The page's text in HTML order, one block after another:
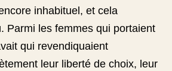
inhabituel, et cela
Parmi les femmes qui portaient
qui revendiquaient
leur liberté de choix, leur